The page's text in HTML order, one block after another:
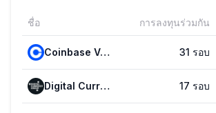
ชื่อ การลงทุนร่วมกัน
Coinbase Ventures 31 รอบ
Digital Currency Group (DCG) 17 รอบ